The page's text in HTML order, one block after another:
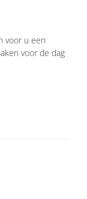
voor u een
voor de dag